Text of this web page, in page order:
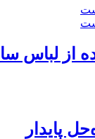
از لباس
پایدار